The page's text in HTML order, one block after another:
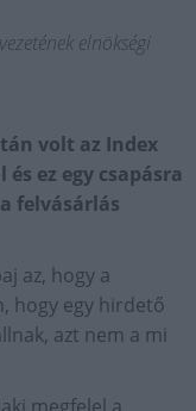
elnökségi
volt az Index
ez egy csapásra
felvásárlás
az, hogy a
hogy egy hirdető
azt nem a mi